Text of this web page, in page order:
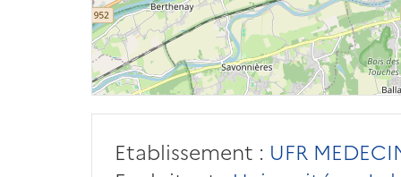
Etablissement : UFR